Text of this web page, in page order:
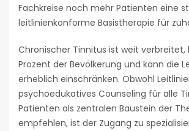
Fachkreise noch mehr Patienten eine
leitlinienkonforme Basistherapie für
Chronischer Tinnitus ist weit verbreitet,
Prozent der Bevölkerung und kann die
erheblich einschränken. Obwohl
psychoedukatives Counseling für alle
Patienten als zentralen Baustein der
empfehlen, ist der Zugang zu